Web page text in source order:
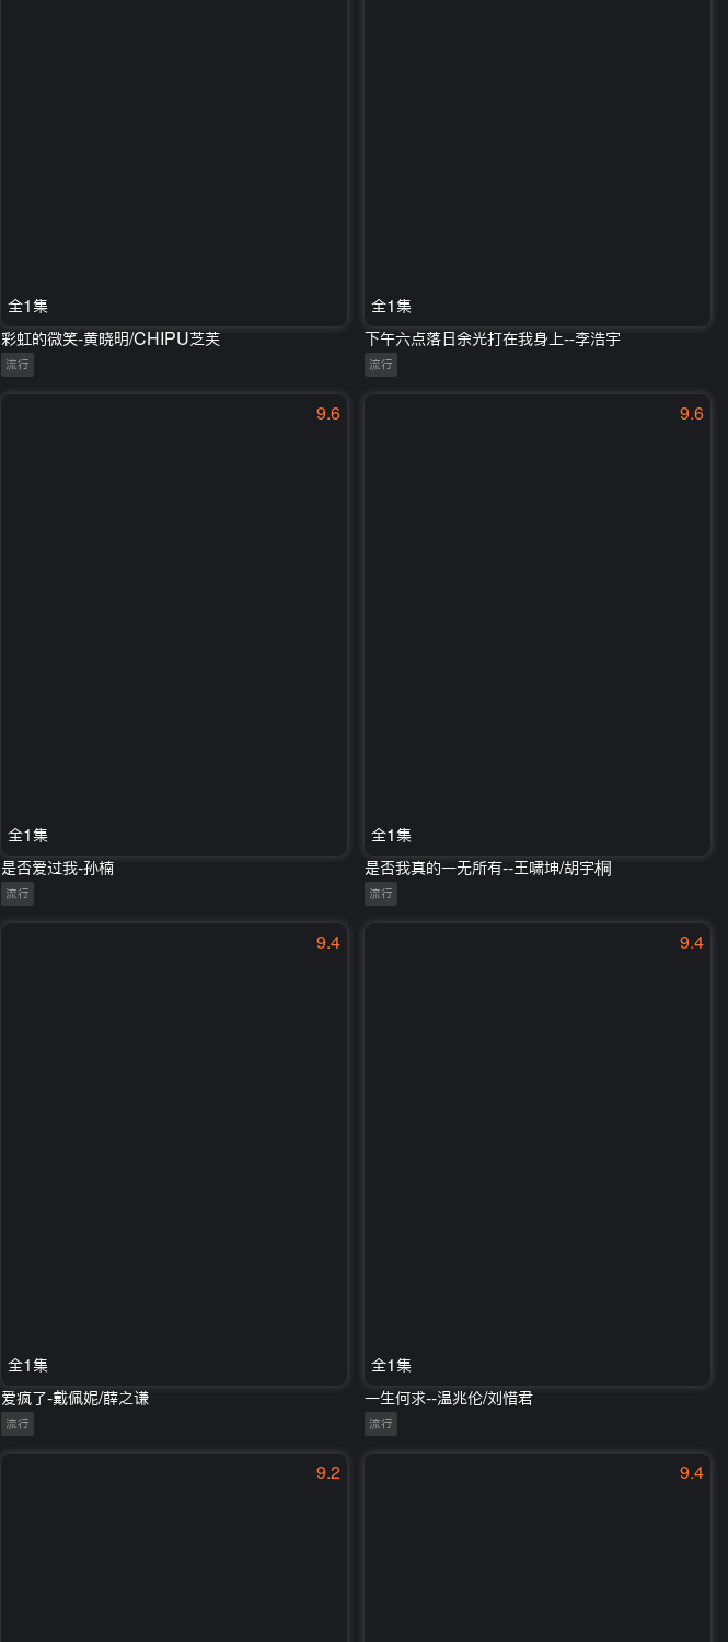
全1集
彩虹的微笑-黄晓明/CHIPU芝芙
流行
全1集
下午六点落日余光打在我身上--李浩宇
流行
9.6
全1集
是否爱过我-孙楠
流行
9.6
全1集
是否我真的一无所有--王啸坤/胡宇桐
流行
9.4
全1集
爱疯了-戴佩妮/薛之谦
流行
9.4
全1集
一生何求--温兆伦/刘惜君
流行
9.2 9.4